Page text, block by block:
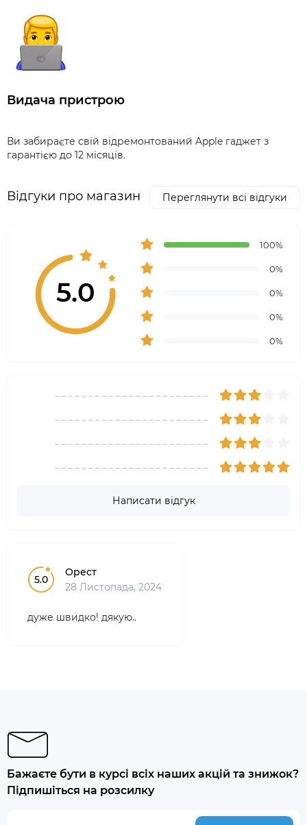
Видача пристрою
Ви забираєте свій відремонтований Apple гаджет з
гарантією до 12 місяців.
Відгуки про магазин Переглянути всі відгуки
5.0
100%
0%
0%
0%
0%
Написати відгук
5.0
Орест
28 Листопада, 2024
дуже швидко! дякую..
Бажаєте бути в курсі всіх наших акцій та знижок?
Підпишіться на розсилку